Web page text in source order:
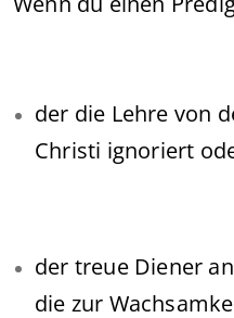
der die Lehre von
Christi ignoriert
der treue Diener
die zur